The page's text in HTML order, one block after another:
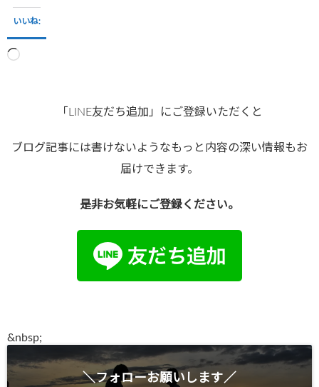
いいね:
読
「LINE友だち追加」にご登録いただくと
ブログ記事には書けないようなもっと内容の深い情報もお
届けできます。
是非お気軽にご登録ください。
&nbsp;
＼フォローお願いします／